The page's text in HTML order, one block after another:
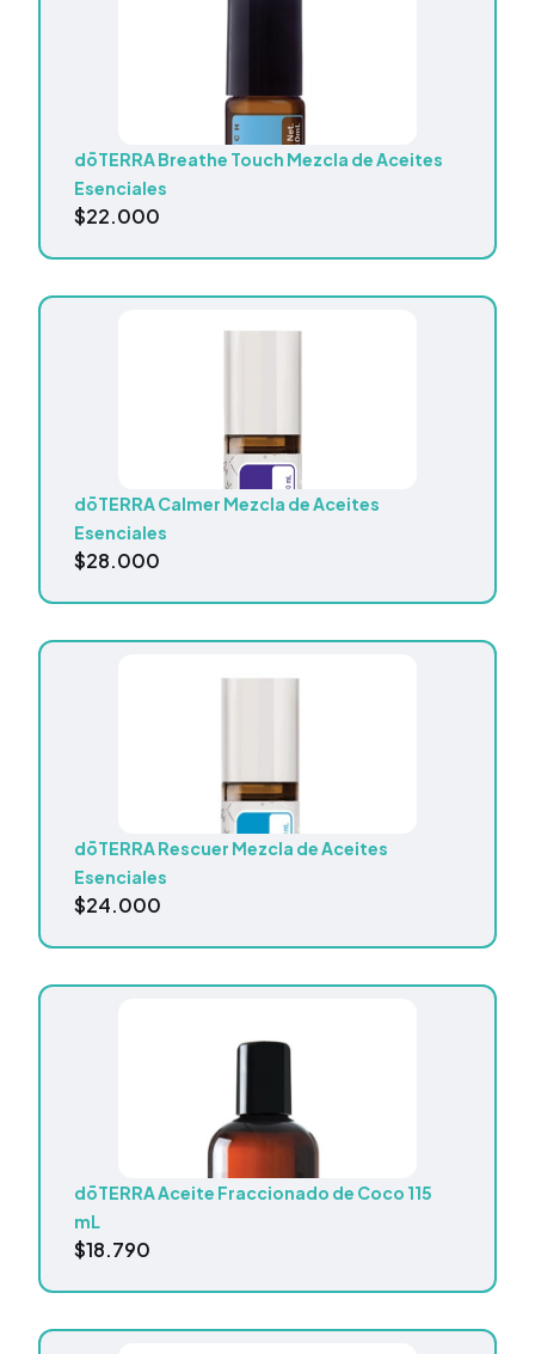
dōTERRA Breathe Touch Mezcla de Aceites
Esenciales
$22.000
dōTERRA Calmer Mezcla de Aceites
Esenciales
$28.000
dōTERRA Rescuer Mezcla de Aceites
Esenciales
$24.000
dōTERRA Aceite Fraccionado de Coco 115
mL
$18.790